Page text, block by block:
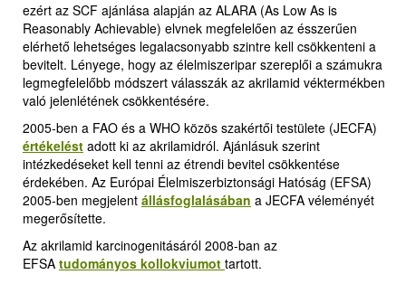
ezért az SCF ajánlása alapján az ALARA (As Low As is
Reasonably Achievable) elvnek megfelelően az ésszerűen
elérhető lehetséges legalacsonyabb szintre kell csökkenteni a
bevitelt. Lényege, hogy az élelmiszeripar szereplői a számukra
legmegfelelőbb módszert válasszák az akrilamid véktermékben
való jelenlétének csökkentésére.
2005-ben a FAO és a WHO közös szakértői testülete (JECFA)
értékelést adott ki az akrilamidról. Ajánlásuk szerint
intézkedéseket kell tenni az étrendi bevitel csökkentése
érdekében. Az Európai Élelmiszerbiztonsági Hatóság (EFSA)
2005-ben megjelent állásfoglalásában a JECFA véleményét
megerősítette.
Az akrilamid karcinogenitásáról 2008-ban az
EFSA tudományos kollokviumot tartott.